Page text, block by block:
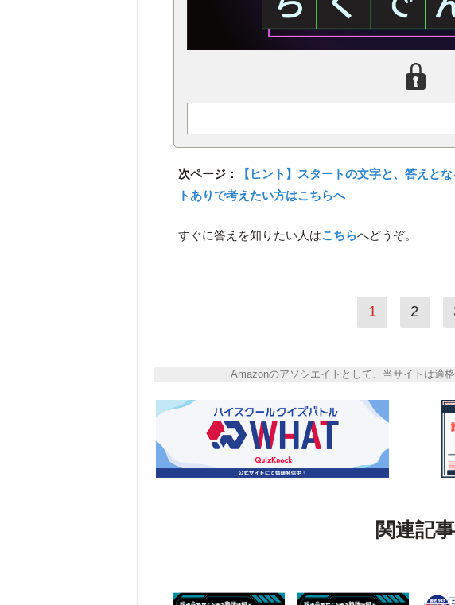
次ページ：
【ヒント】スタートの文字と、答えと
トありで考えたい方はこちらへ
すぐに答えを知りたい人はこちらへどうぞ。
1 2
Amazonのアソシエイトとして、当サイトは適
関連記事